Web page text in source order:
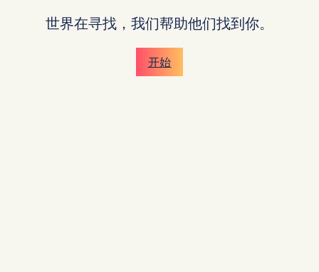
世界在寻找，我们帮助他们找到你。
开始